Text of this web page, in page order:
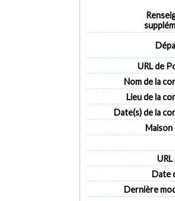
URL de
Nom de la
Lieu de la
Date(s) de la
Date
Dernière